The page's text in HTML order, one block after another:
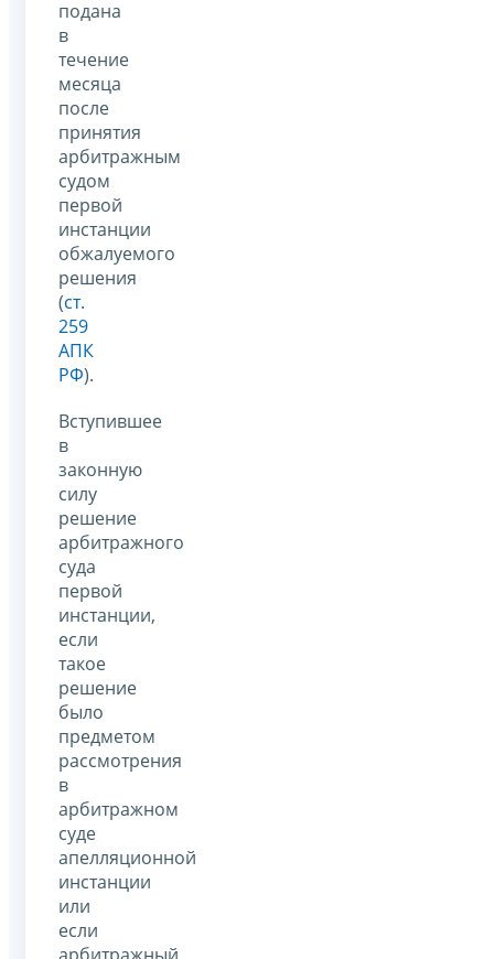
подана
в
течение
месяца
после
принятия
арбитражным
судом
первой
инстанции
обжалуемого
решения
(ст.
259
АПК
РФ).
Вступившее
в
законную
силу
решение
арбитражного
суда
первой
инстанции,
если
такое
решение
было
предметом
рассмотрения
в
арбитражном
суде
апелляционной
инстанции
или
если